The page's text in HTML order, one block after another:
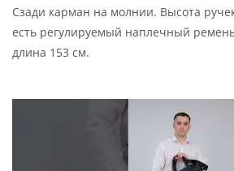
Сзади карман на молнии. Высота
есть регулируемый наплечный
длина 153 см.